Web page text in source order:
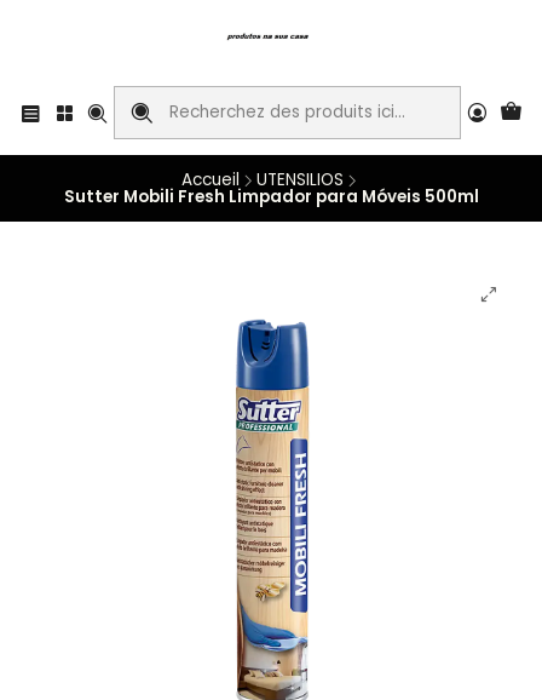
Accueil UTENSILIOS
Sutter Mobili Fresh Limpador para Móveis 500ml